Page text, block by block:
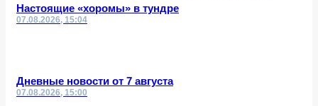
Настоящие «хоромы» в тундре
07.08.2026, 15:04
Дневные новости от 7 августа
07.08.2026, 15:00